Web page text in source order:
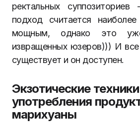
ректальных
подход считается
мощным, однако это
извращенных юзеров))) И
существует и он доступен.
Экзотические техники
употребления
марихуаны